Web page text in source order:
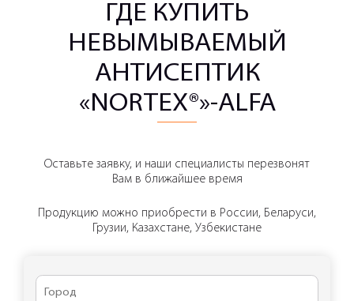
ГДЕ КУПИТЬ
НЕВЫМЫВАЕМЫЙ
АНТИСЕПТИК
«NORTEX®»-ALFA
Оставьте заявку, и наши специалисты перезвонят
Вам в ближайшее время
Продукцию можно приобрести в России, Беларуси,
Грузии, Казахстане, Узбекистане